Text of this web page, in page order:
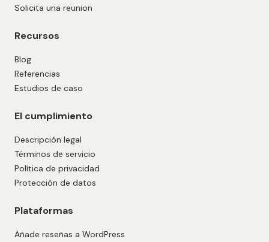
Solicita una reunion
Recursos
Blog
Referencias
Estudios de caso
El cumplimiento
Descripción legal
Términos de servicio
Política de privacidad
Protección de datos
Plataformas
Añade reseñas a WordPress